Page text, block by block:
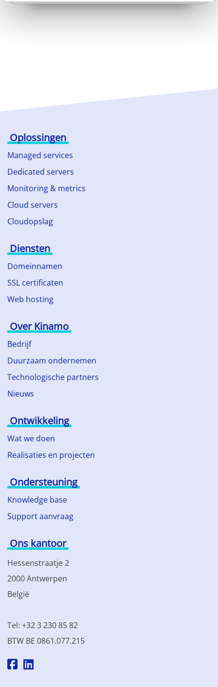
Oplossingen
Managed services
Dedicated servers
Monitoring & metrics
Cloud servers
Cloudopslag
Diensten
Domeinnamen
SSL certificaten
Web hosting
Over Kinamo
Bedrijf
Duurzaam ondernemen
Technologische partners
Nieuws
Ontwikkeling
Wat we doen
Realisaties en projecten
Ondersteuning
Knowledge base
Support aanvraag
Ons kantoor
Hessenstraatje 2
2000 Antwerpen
België
Tel: +32 3 230 85 82
BTW BE 0861.077.215